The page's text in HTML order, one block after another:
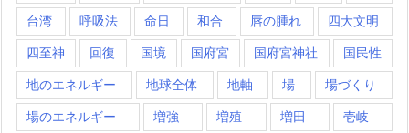
台湾 呼吸法 命日 和合 唇の腫れ 四大文明
四至神 回復 国境 国府宮 国府宮神社 国民性
地のエネルギー 地球全体 地軸 場 場づくり
場のエネルギー 増強 増殖 増田 壱岐